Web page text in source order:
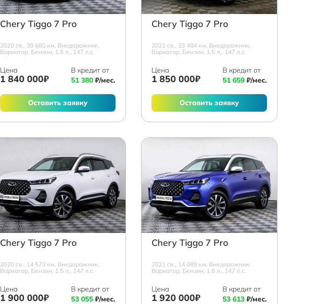
Chery Tiggo 7 Pro
2020 г.в., 39 680 км, Внедорожник,
Вариатор, Бензин, 1.5 л., 147 л.с.
Цена
1 840 000₽
В кредит от
51 380 ₽/мес.
Оставить заявку
Chery Tiggo 7 Pro
2021 г.в., 33 484 км, Внедорожник,
Вариатор, Бензин, 1.5 л., 147 л.с.
Цена
1 850 000₽
В кредит от
51 659 ₽/мес.
Оставить заявку
Chery Tiggo 7 Pro
2020 г.в., 14 573 км, Внедорожник,
Вариатор, Бензин, 1.5 л., 147 л.с.
Цена
1 900 000₽
В кредит от
53 055 ₽/мес.
Chery Tiggo 7 Pro
2021 г.в., 14 089 км, Внедорожник,
Вариатор, Бензин, 1.5 л., 147 л.с.
Цена
1 920 000₽
В кредит от
53 613 ₽/мес.